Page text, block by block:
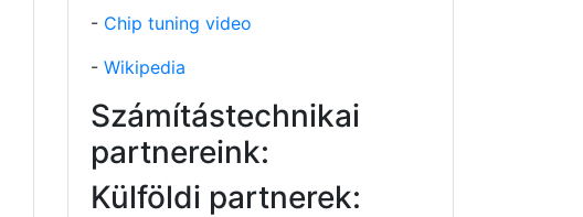
- Chip tuning video
- Wikipedia
Számítástechnikai
partnereink:
Külföldi partnerek: